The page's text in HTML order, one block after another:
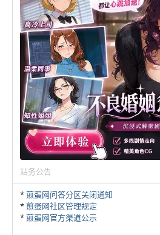
站务公告
*煎蛋网问答分区关闭通知
*煎蛋网社区管理规定
*煎蛋网官方渠道公示